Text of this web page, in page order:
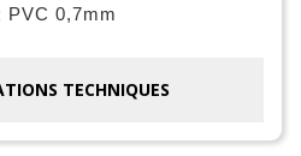
PVC 0,7mm
TECHNIQUES